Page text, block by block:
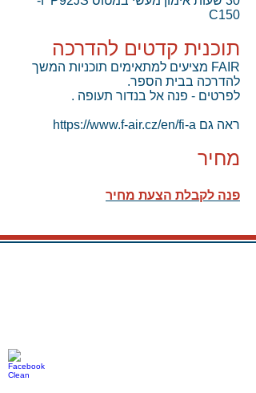
C150
תוכנית קדטים להדרכה
FAIR מציעים למתאימים תוכניות המשך
להדרכה בבית הספר.
לפרטים - פנה אל בנדור תעופה .
ראה גם https://www.f-air.cz/en/fi-a
מחיר
פנה לקבלת הצעת מחיר